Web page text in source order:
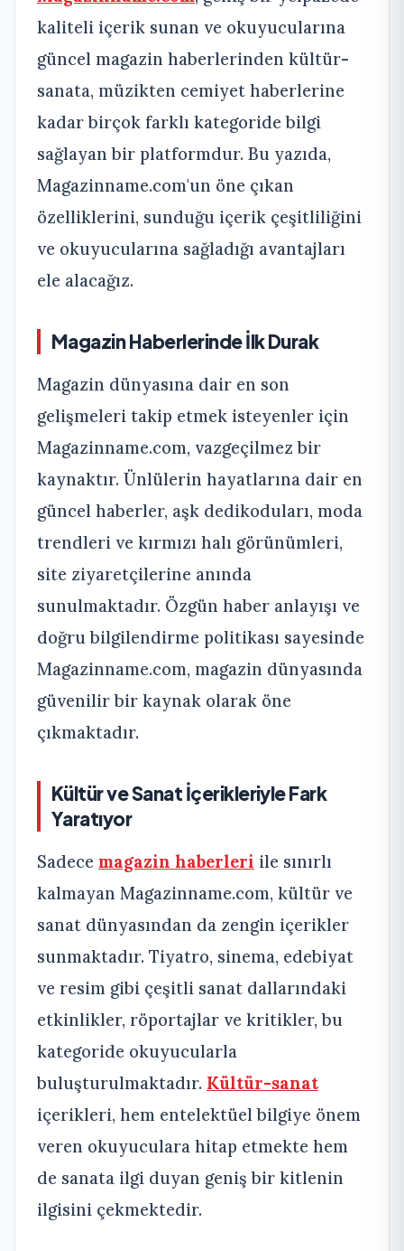
kaliteli içerik sunan ve okuyucularına
güncel magazin haberlerinden kültür-
sanata, müzikten cemiyet haberlerine
kadar birçok farklı kategoride bilgi
sağlayan bir platformdur. Bu yazıda,
Magazinname.com'un öne çıkan
özelliklerini, sunduğu içerik çeşitliliğini
ve okuyucularına sağladığı avantajları
ele alacağız.
Magazin Haberlerinde İlk Durak
Magazin dünyasına dair en son
gelişmeleri takip etmek isteyenler için
Magazinname.com, vazgeçilmez bir
kaynaktır. Ünlülerin hayatlarına dair en
güncel haberler, aşk dedikoduları, moda
trendleri ve kırmızı halı görünümleri,
site ziyaretçilerine anında
sunulmaktadır. Özgün haber anlayışı ve
doğru bilgilendirme politikası sayesinde
Magazinname.com, magazin dünyasında
güvenilir bir kaynak olarak öne
çıkmaktadır.
Kültür ve Sanat İçerikleriyle Fark
Yaratıyor
Sadece magazin haberleri ile sınırlı
kalmayan Magazinname.com, kültür ve
sanat dünyasından da zengin içerikler
sunmaktadır. Tiyatro, sinema, edebiyat
ve resim gibi çeşitli sanat dallarındaki
etkinlikler, röportajlar ve kritikler, bu
kategoride okuyucularla
buluşturulmaktadır. Kültür-sanat
içerikleri, hem entelektüel bilgiye önem
veren okuyuculara hitap etmekte hem
de sanata ilgi duyan geniş bir kitlenin
ilgisini çekmektedir.